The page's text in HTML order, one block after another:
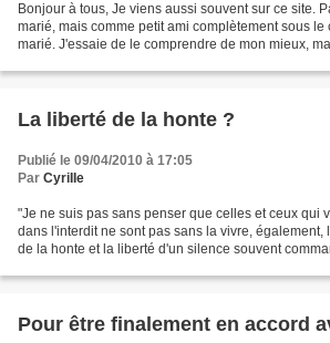
Bonjour à tous, Je viens aussi souvent sur ce site.
marié, mais comme petit ami complètement sous le
marié. J'essaie de le comprendre de mon mieux,
La liberté de la honte ?
Publié le 09/04/2010 à 17:05
Par CyriIIe
"Je ne suis pas sans penser que celles et ceux qui
dans l'interdit ne sont pas sans la vivre, également,
de la honte et la liberté d'un silence souvent
Pour être finalement en accord